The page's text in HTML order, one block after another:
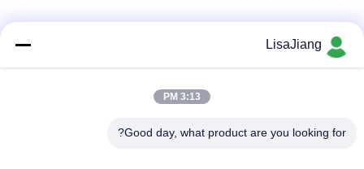
LisaJiang
3:13 PM
Good day, what product are you looking for?